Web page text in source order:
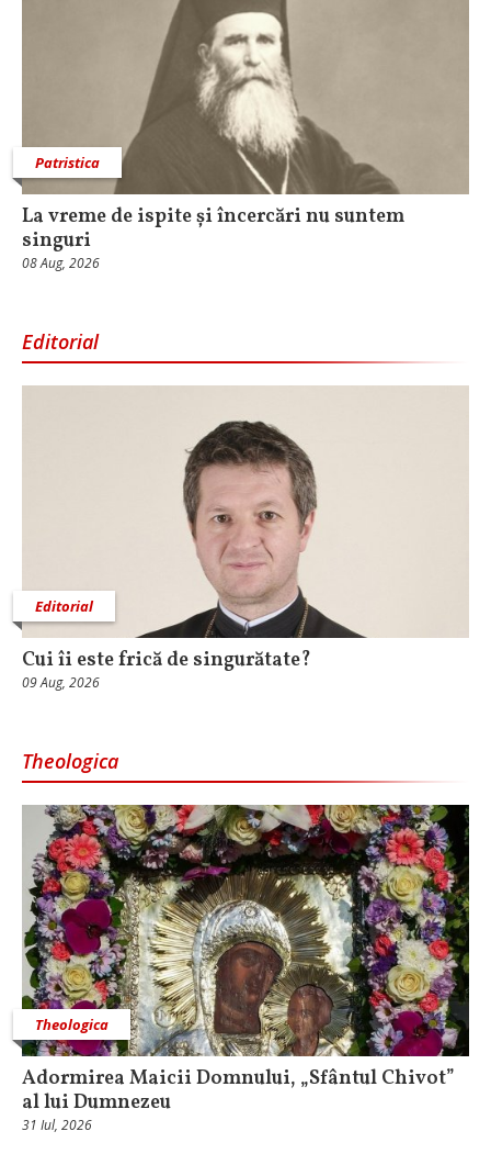
Patristica
La vreme de ispite și încercări nu suntem
singuri
08 Aug, 2026
Editorial
Editorial
Cui îi este frică de singurătate?
09 Aug, 2026
Theologica
Theologica
Adormirea Maicii Domnului, „Sfântul Chivot”
al lui Dumnezeu
31 Iul, 2026